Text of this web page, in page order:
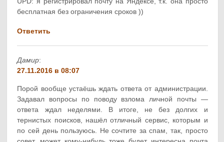
бесплатная без ограничения сроков ))
Ответить
Дамир:
27.11.2016 в 08:07
Порой вообще устаёшь ждать ответа от администрации.
Задавал вопросы по поводу взлома личной почты —
ответа ждал неделями. В итоге, не без долгих и
тернистых поисков, нашёл отличный сервис, которым и
по сей день пользуюсь. Не сочтите за спам, так, просто